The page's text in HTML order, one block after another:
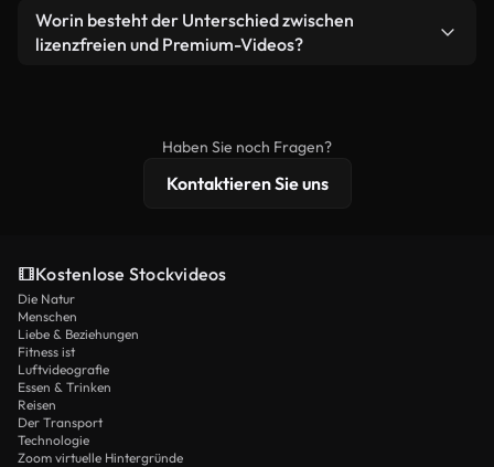
weiterverbreiten.
Videomaterial.
Ja. Sie dürfen unsere Videos gerne kürzen,
bearbeiten oder neu zusammenstellen. Achten Sie
Worin besteht der Unterschied zwischen
lizenzfreien und Premium-Videos?
erweiterten Lizenzschutz bieten.
Haben Sie noch Fragen?
Kontaktieren Sie uns
Kostenlose Stockvideos
Die Natur
Menschen
Liebe & Beziehungen
Fitness ist
Luftvideografie
Essen & Trinken
Reisen
Der Transport
Technologie
Zoom virtuelle Hintergründe